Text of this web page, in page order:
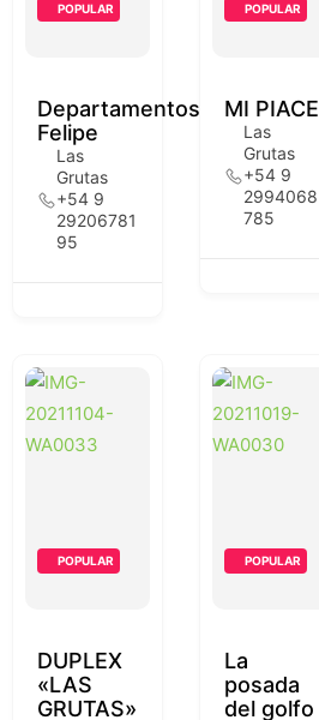
POPULAR
Departamentos
Felipe
Las
Grutas
+54 9
29206781
95
POPULAR
MI PIACE
Las
Grutas
+54 9
2994068
785
POPULAR
DUPLEX
«LAS
GRUTAS»
POPULAR
La
posada
del golfo